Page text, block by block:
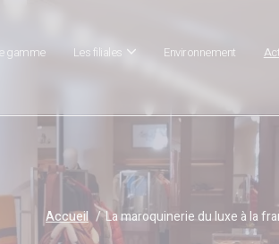
gamme Les filiales Environnement
Accueil La maroquinerie du luxe à la